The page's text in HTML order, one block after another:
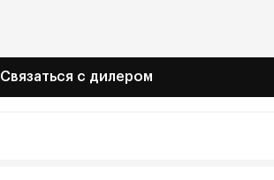
Связаться с дилером